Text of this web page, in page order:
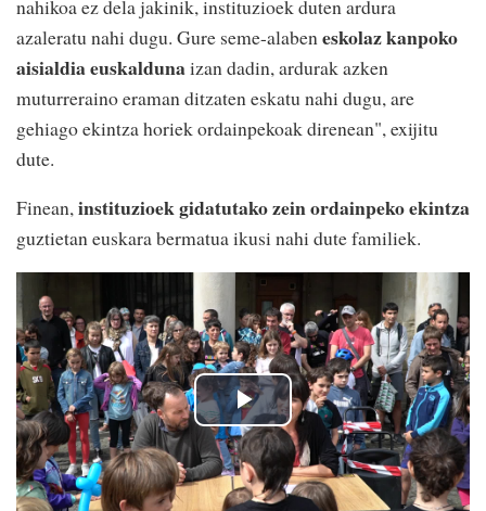
nahikoa ez dela jakinik, instituzioek duten ardura
azaleratu nahi dugu. Gure seme-alabeneskolaz kanpoko
aisialdia euskaldunaizan dadin, ardurak azken
muturreraino eraman ditzaten eskatu nahi dugu, are
gehiago ekintza horiek ordainpekoak direnean", exijitu
dute.
Finean,instituzioek gidatutako zein ordainpeko ekintza
guztietan euskara bermatua ikusi nahi dute familiek.